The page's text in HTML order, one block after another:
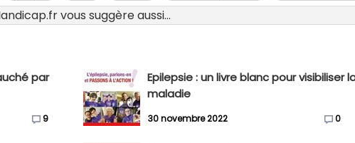
vous suggère aussi...
par
9
Epilepsie : un livre blanc pour visibiliser
maladie
30 novembre 2022 0